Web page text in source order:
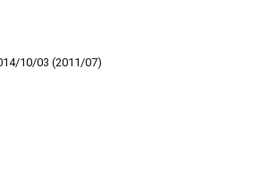
10/03 (2011/07)